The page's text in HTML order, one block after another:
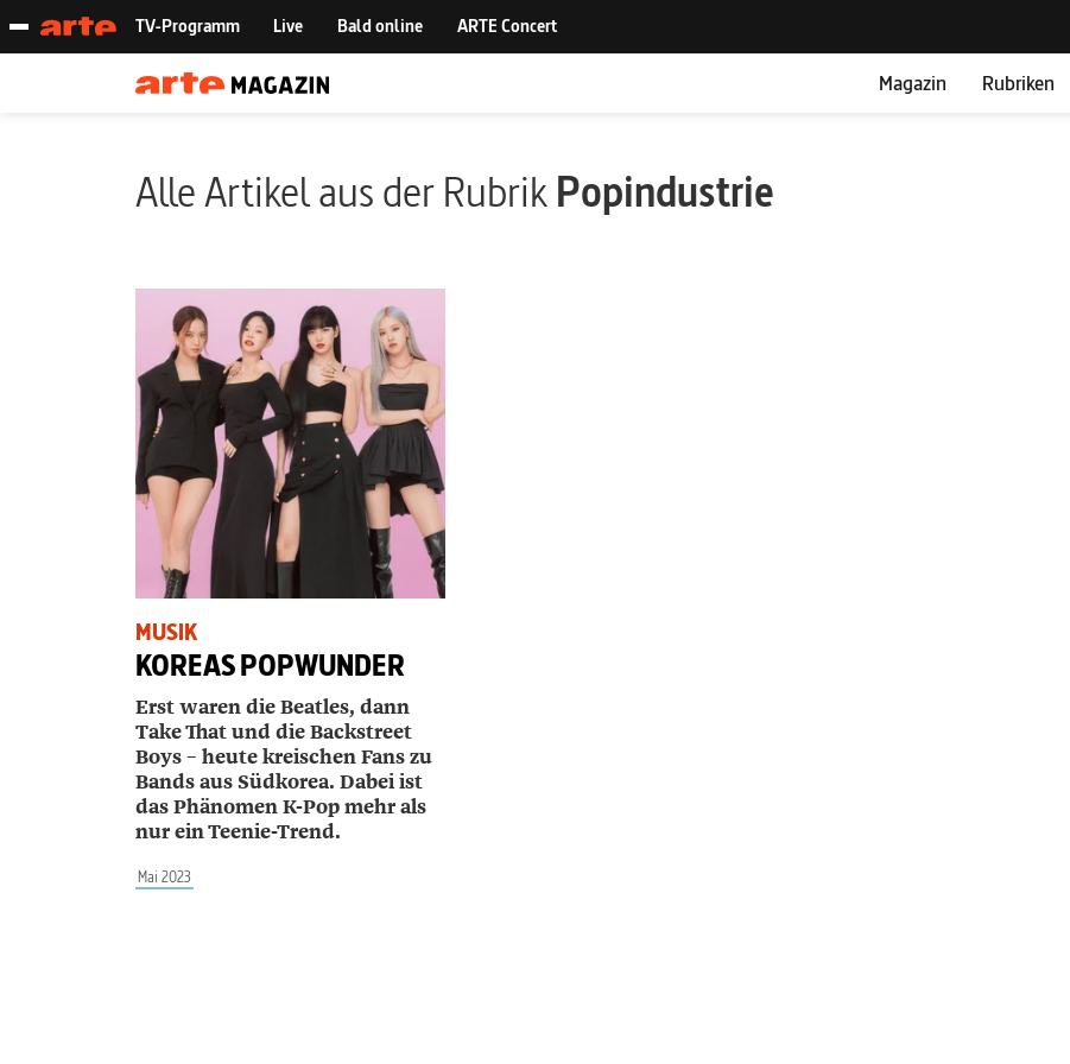
Magazin Rubriken
Alle Artikel aus der RubrikPopindustrie
MUSIK
KOREAS POPWUNDER
Erst waren die Beatles, dann
Take That und die Backstreet
Boys – heute kreischen Fans zu
Bands aus Südkorea. Dabei ist
das Phänomen K-Pop mehr als
nur ein Teenie-Trend.
Mai 2023